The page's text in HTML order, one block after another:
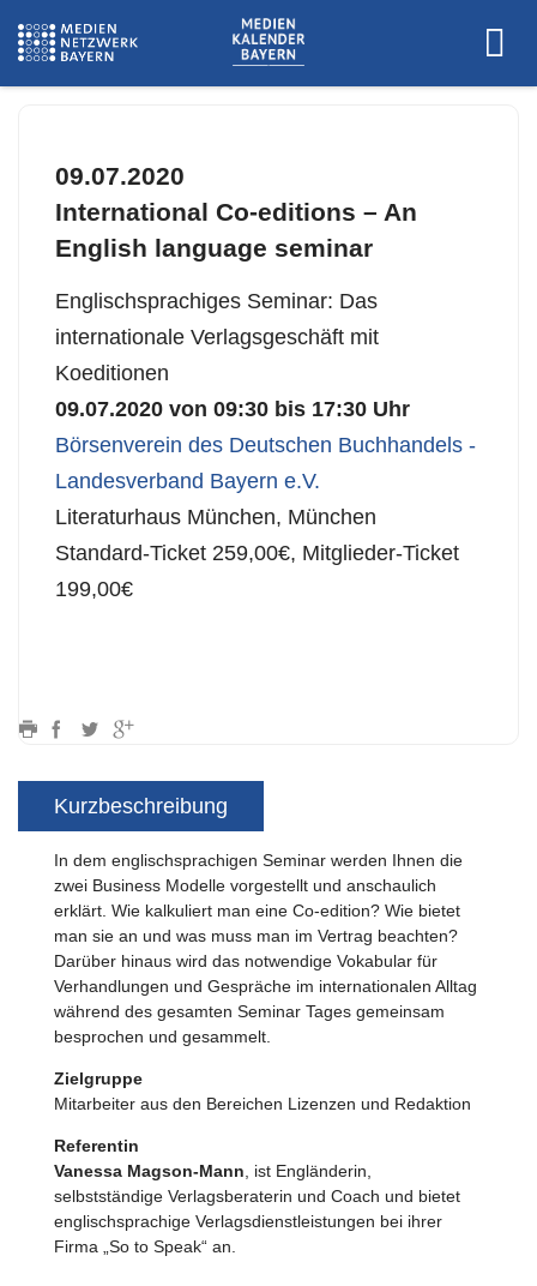
09.07.2020
International Co-editions – An
English language seminar
Englischsprachiges Seminar: Das
internationale Verlagsgeschäft mit
Koeditionen
09.07.2020 von 09:30 bis 17:30 Uhr
Börsenverein des Deutschen Buchhandels -
Landesverband Bayern e.V.
Literaturhaus München, München
Standard-Ticket 259,00€, Mitglieder-Ticket
199,00€
Kurzbeschreibung
In dem englischsprachigen Seminar werden Ihnen die
zwei Business Modelle vorgestellt und anschaulich
erklärt. Wie kalkuliert man eine Co-edition? Wie bietet
man sie an und was muss man im Vertrag beachten?
Darüber hinaus wird das notwendige Vokabular für
Verhandlungen und Gespräche im internationalen Alltag
während des gesamten Seminar Tages gemeinsam
besprochen und gesammelt.
Zielgruppe
Mitarbeiter aus den Bereichen Lizenzen und Redaktion
Referentin
Vanessa Magson-Mann , ist Engländerin,
selbstständige Verlagsberaterin und Coach und bietet
englischsprachige Verlagsdienstleistungen bei ihrer
Firma „So to Speak“ an.